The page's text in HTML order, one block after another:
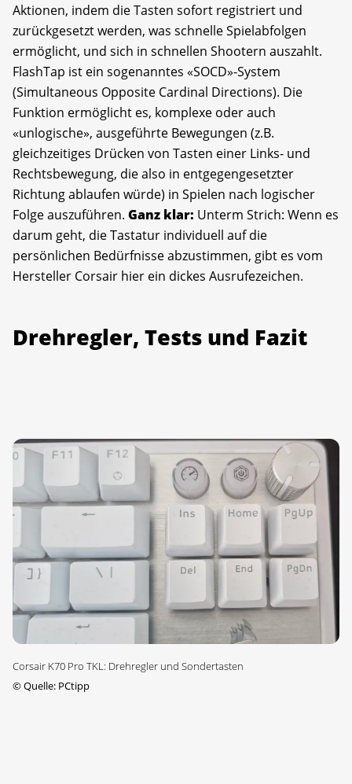
Aktionen, indem die Tasten sofort registriert und
zurückgesetzt werden, was schnelle Spielabfolgen
ermöglicht, und sich in schnellen Shootern auszahlt.
FlashTap ist ein sogenanntes «SOCD»-System
(Simultaneous Opposite Cardinal Directions). Die
Funktion ermöglicht es, komplexe oder auch
«unlogische», ausgeführte Bewegungen (z.B.
gleichzeitiges Drücken von Tasten einer Links- und
Rechtsbewegung, die also in entgegengesetzter
Richtung ablaufen würde) in Spielen nach logischer
Folge auszuführen. Ganz klar: Unterm Strich: Wenn es
darum geht, die Tastatur individuell auf die
persönlichen Bedürfnisse abzustimmen, gibt es vom
Hersteller Corsair hier ein dickes Ausrufezeichen.
Drehregler, Tests und Fazit
Corsair K70 Pro TKL: Drehregler und Sondertasten
©Quelle: PCtipp